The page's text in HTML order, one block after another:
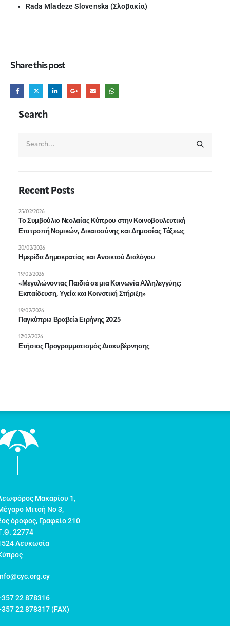
Rada Mladeze Slovenska (Σλοβακία)
Share this post
Search
Recent Posts
Το Συμβούλιο Νεολαίας Κύπρου στην Κοινοβουλευτική
Επιτροπή Νομικών, Δικαιοσύνης και Δημοσίας Τάξεως
25/02/2026
Ημερίδα Δημοκρατίας και Ανοικτού Διαλόγου
20/02/2026
«Μεγαλώνοντας Παιδιά σε μια Κοινωνία Αλληλεγγύης:
Εκπαίδευση, Υγεία και Κοινοτική Στήριξη»
19/02/2026
Παγκύπριa Βραβείa Ειρήνης 2025
19/02/2026
Ετήσιος Προγραμματισμός Διακυβέρνησης
17/02/2026
Μακαρίου 1,
Μιτσή Νο 3,
όροφος, Γραφείο 210
22774
Λευκωσία
22 878316
22 878317 (FAX)